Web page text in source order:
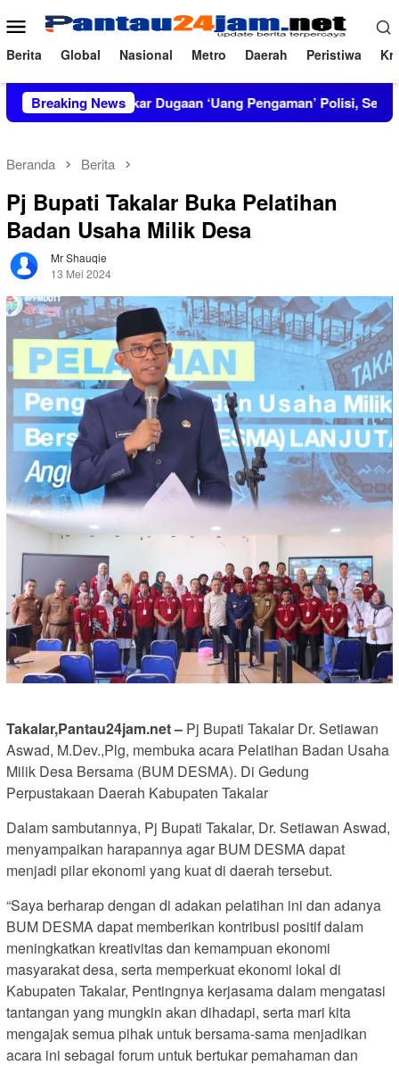
ke
konten
Menu
Mobile
Berita Global Nasional Metro Daerah Peristiwa
Breaking News
IRT Bongkar Dugaan ‘Uang Pengaman’ Polisi, Setor Rp2,5
Beranda Berita
Pj Bupati Takalar Buka Pelatihan
Badan Usaha Milik Desa
Mr Shauqie
13 Mei 2024
Takalar,Pantau24jam.net – Pj Bupati Takalar Dr. Setiawan
Aswad, M.Dev.,Plg, membuka acara Pelatihan Badan Usaha
Milik Desa Bersama (BUM DESMA). Di Gedung
Perpustakaan Daerah Kabupaten Takalar
Dalam sambutannya, Pj Bupati Takalar, Dr. Setiawan Aswad,
menyampaikan harapannya agar BUM DESMA dapat
menjadi pilar ekonomi yang kuat di daerah tersebut.
“Saya berharap dengan di adakan pelatihan ini dan adanya
BUM DESMA dapat memberikan kontribusi positif dalam
meningkatkan kreativitas dan kemampuan ekonomi
masyarakat desa, serta memperkuat ekonomi lokal di
Kabupaten Takalar, Pentingnya kerjasama dalam mengatasi
tantangan yang mungkin akan dihadapi, serta mari kita
mengajak semua pihak untuk bersama-sama menjadikan
acara ini sebagai forum untuk bertukar pemahaman dan